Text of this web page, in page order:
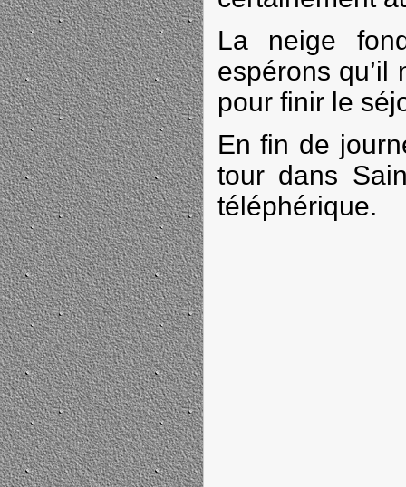
La neige
espérons qu’il
pour finir le
En fin de
tour dans
téléphérique.